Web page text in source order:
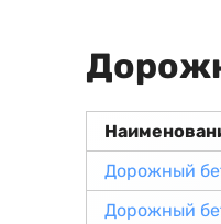
Дорожный
Дорожный